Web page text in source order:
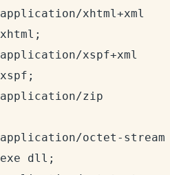
application/xhtml+xml
xhtml;
application/xspf+xml
xspf;
application/zip
application/octet-
exe dll;